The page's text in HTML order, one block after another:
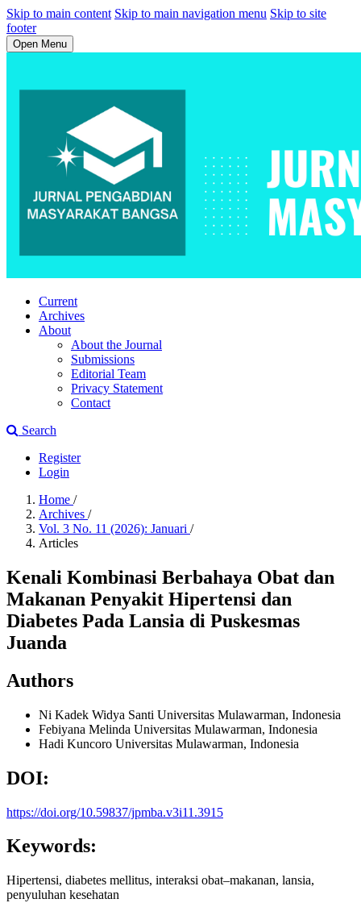
Skip to main content Skip to main navigation menu Skip to site
footer
Open Menu
Current
Archives
About
About the Journal
Submissions
Editorial Team
Privacy Statement
Contact
Search
Register
Login
Home /
Archives /
Vol. 3 No. 11 (2026): Januari /
Articles
Kenali Kombinasi Berbahaya Obat dan
Makanan Penyakit Hipertensi dan
Diabetes Pada Lansia di Puskesmas
Juanda
Authors
Ni Kadek Widya Santi Universitas Mulawarman, Indonesia
Febiyana Melinda Universitas Mulawarman, Indonesia
Hadi Kuncoro Universitas Mulawarman, Indonesia
DOI:
https://doi.org/10.59837/jpmba.v3i11.3915
Keywords:
Hipertensi, diabetes mellitus, interaksi obat–makanan, lansia,
penyuluhan kesehatan